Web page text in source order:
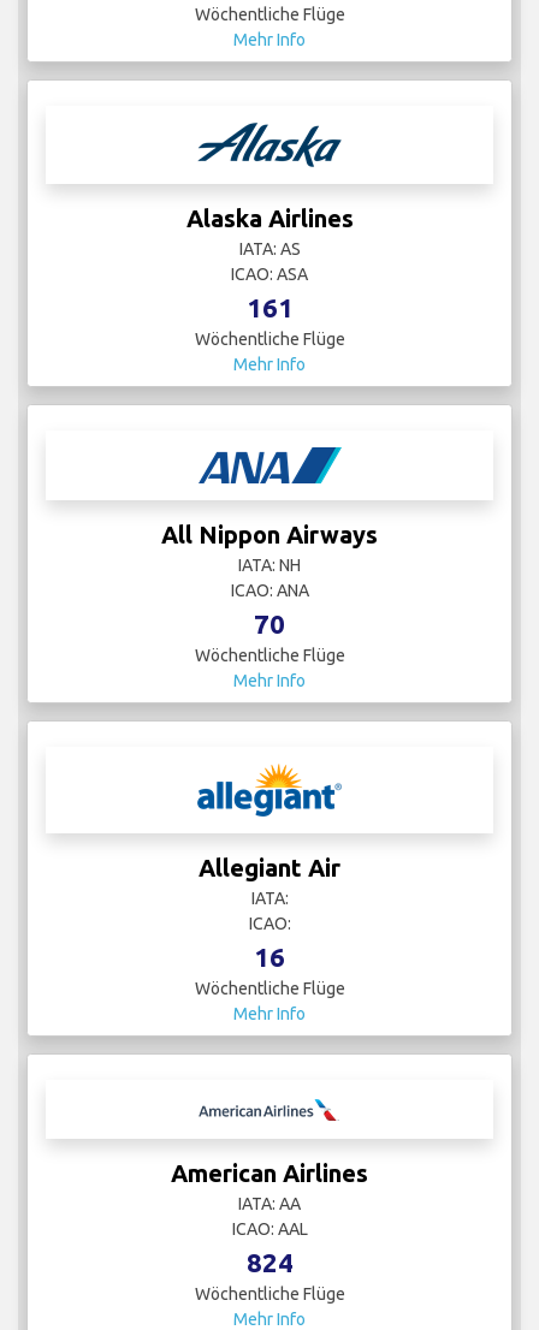
Wöchentliche Flüge
Mehr Info
Alaska Airlines
IATA: AS
ICAO: ASA
161
Wöchentliche Flüge
Mehr Info
All Nippon Airways
IATA: NH
ICAO: ANA
70
Wöchentliche Flüge
Mehr Info
Allegiant Air
IATA:
ICAO:
16
Wöchentliche Flüge
Mehr Info
American Airlines
IATA: AA
ICAO: AAL
824
Wöchentliche Flüge
Mehr Info